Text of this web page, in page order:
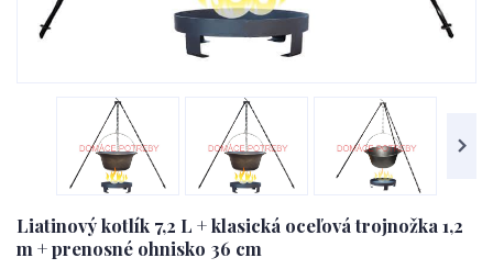
Liatinový kotlík 7,2 L + klasická oceľová trojnožka 1,2
m + prenosné ohnisko 36 cm